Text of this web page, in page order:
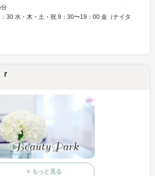
30 水・木・土・祝 9：30〜19：00 金（ナイタ
もっと見る